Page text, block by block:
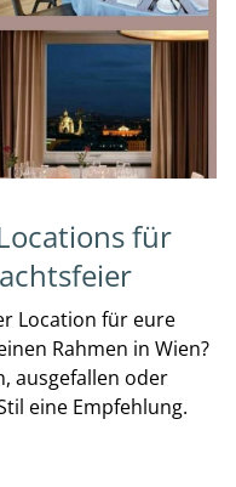
für
Location für eure
Rahmen in Wien?
ausgefallen oder
eine Empfehlung.